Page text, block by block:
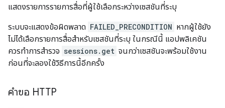
แสดงรายการรายการสื่อที่ผู้ใช้เลือกระหว่างเซสชันที่ระบุ
ระบบจะแสดงข้อผิดพลาด FAILED_PRECONDITION หากผู้ใช้ยัง
ไม่ได้เลือกรายการสื่อสำหรับเซสชันที่ระบุ ในกรณีนี้ แอปพลิเคชัน
ควรทำการสำรวจ sessions.get จนกว่าเซสชันจะพร้อมใช้งาน
ก่อนที่จะลองใช้วิธีการนี้อีกครั้ง
คำขอ HTTP